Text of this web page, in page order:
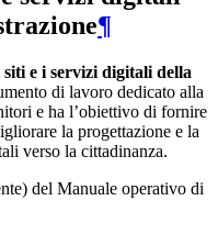
¶
e i servizi digitali della
di lavoro dedicato alla
e ha l’obiettivo di fornire
la progettazione e la
verso la cittadinanza.
del Manuale operativo di